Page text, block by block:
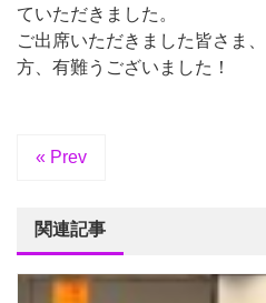
ていただきました。
ご出席いただきました皆さま
方、有難うございました！
« Prev
関連記事